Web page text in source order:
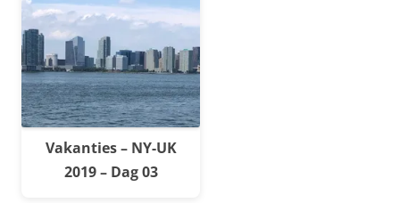
Vakanties – NY-UK
2019 – Dag 03